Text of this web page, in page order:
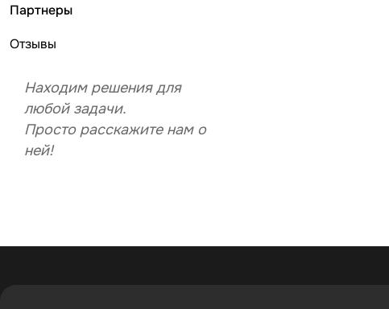
Партнеры
Отзывы
Находим решениядля
любой задачи.
Просто расскажите нам о
ней!